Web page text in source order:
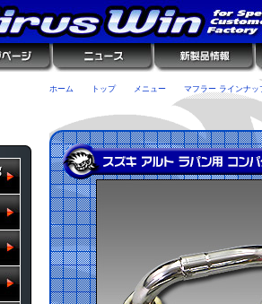
ホーム トップ メニュー マフラー ラインナッ